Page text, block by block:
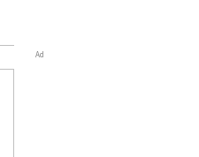
Ad